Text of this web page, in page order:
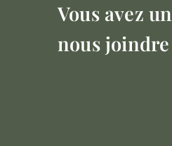
Vous avez
nous